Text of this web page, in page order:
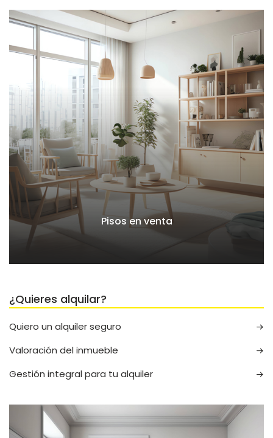
Pisos en venta
¿Quieres alquilar?
Quiero un alquiler seguro
Valoración del inmueble
Gestión integral para tu alquiler